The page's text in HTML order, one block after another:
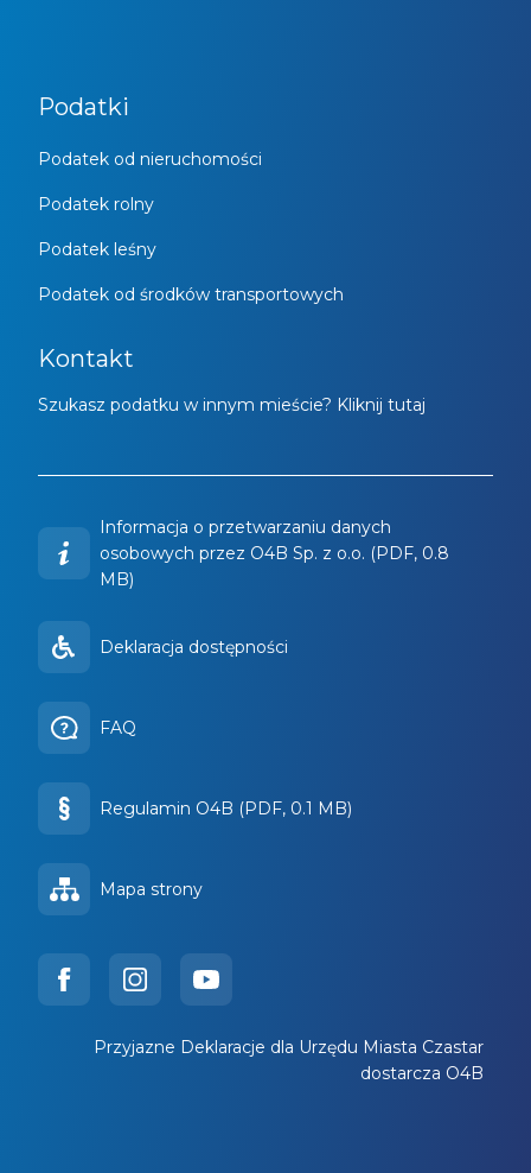
Podatki
Podatek od nieruchomości
Podatek rolny
Podatek leśny
Podatek od środków transportowych
Kontakt
Szukasz podatku w innym mieście? Kliknij tutaj
Informacja o przetwarzaniu danych
osobowych przez O4B Sp. z o.o. (PDF, 0.8
MB)
Deklaracja dostępności
FAQ
Regulamin O4B (PDF, 0.1 MB)
Mapa strony
Przyjazne Deklaracje dla Urzędu Miasta Czastar
dostarcza O4B